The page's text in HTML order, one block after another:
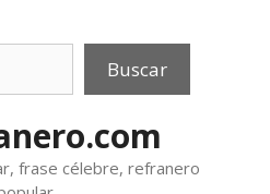
Buscar
frase célebre, refranero